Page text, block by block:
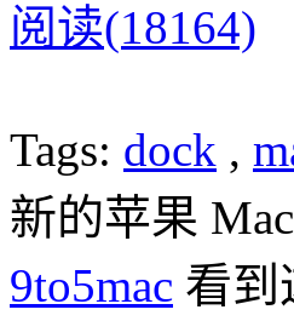
阅读(18164)
Tags: dock ,
新的苹果
9to5mac 看到